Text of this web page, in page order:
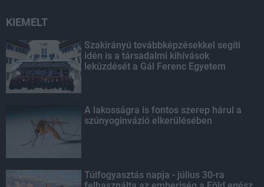
KIEMELT
Szakirányú továbbképzésekkel segíti
idén is a társadalmi kihívások
leküzdését a Gál Ferenc Egyetem
A lakosságra is fontos szerep hárul a
szúnyoginvázió elkerülésében
Túlfogyasztás napja - július 30-ra